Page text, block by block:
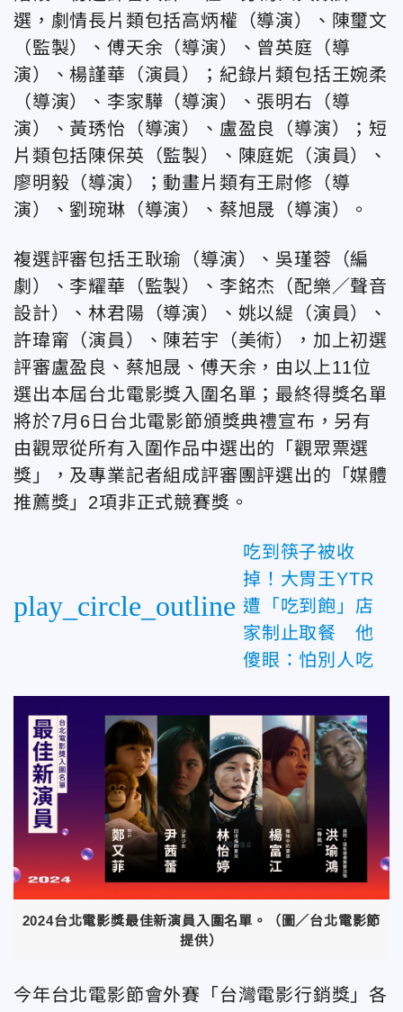
選，劇情長片類包括高炳權（導演）、陳璽文
（監製）、傅天余（導演）、曾英庭（導
演）、楊謹華（演員）；紀錄片類包括王婉柔
（導演）、李家驊（導演）、張明右（導
演）、黃琇怡（導演）、盧盈良（導演）；短
片類包括陳保英（監製）、陳庭妮（演員）、
廖明毅（導演）；動畫片類有王尉修（導
演）、劉琬琳（導演）、蔡旭晟（導演）。
複選評審包括王耿瑜（導演）、吳瑾蓉（編
劇）、李耀華（監製）、李銘杰（配樂／聲音
設計）、林君陽（導演）、姚以緹（演員）、
許瑋甯（演員）、陳若宇（美術），加上初選
評審盧盈良、蔡旭晟、傅天余，由以上11位
選出本屆台北電影獎入圍名單；最終得獎名單
將於7月6日台北電影節頒獎典禮宣布，另有
由觀眾從所有入圍作品中選出的「觀眾票選
獎」，及專業記者組成評審團評選出的「媒體
推薦獎」2項非正式競賽獎。
play_circle_outline
吃到筷子被收
掉！大胃王YTR
遭「吃到飽」店
家制止取餐 他
傻眼：怕別人吃
2024台北電影獎最佳新演員入圍名單。（圖／台北電影節
提供）
今年台北電影節會外賽「台灣電影行銷獎」各